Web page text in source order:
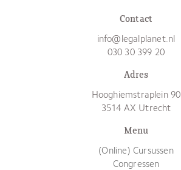
Contact
info@legalplanet.nl
030 30 399 20
Adres
Hooghiemstraplein 90
3514 AX Utrecht
Menu
(Online) Cursussen
Congressen